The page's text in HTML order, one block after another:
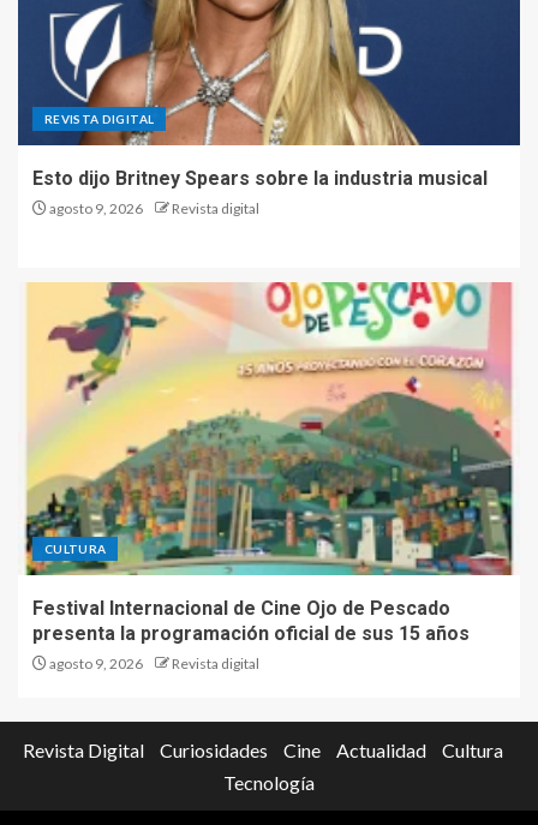
REVISTA DIGITAL
Esto dijo Britney Spears sobre la industria musical
agosto 9, 2026 Revista digital
CULTURA
Festival Internacional de Cine Ojo de Pescado
presenta la programación oficial de sus 15 años
agosto 9, 2026 Revista digital
Revista Digital Curiosidades Cine Actualidad
Cultura
Tecnología